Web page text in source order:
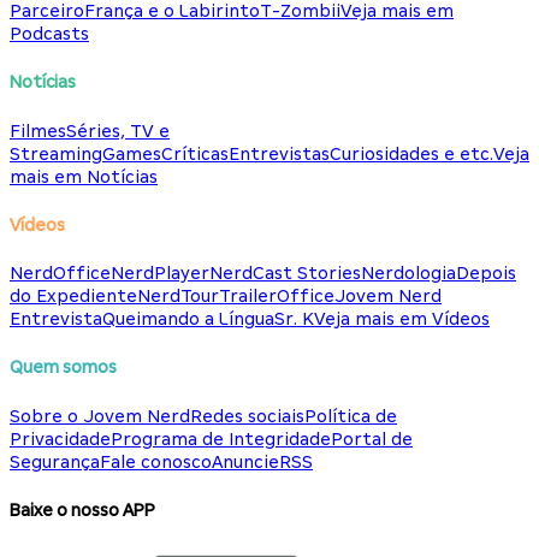
ParceiroFrança e o LabirintoT-ZombiiVeja mais em
Podcasts
Notícias
FilmesSéries, TV e
StreamingGamesCríticasEntrevistasCuriosidades e etc.Veja
mais em Notícias
Vídeos
NerdOfficeNerdPlayerNerdCast StoriesNerdologiaDepois
do ExpedienteNerdTourTrailerOfficeJovem Nerd
EntrevistaQueimando a LínguaSr. KVeja mais em Vídeos
Quem somos
Sobre o Jovem NerdRedes sociaisPolítica de
PrivacidadePrograma de IntegridadePortal de
SegurançaFale conoscoAnuncieRSS
Baixe o nosso APP